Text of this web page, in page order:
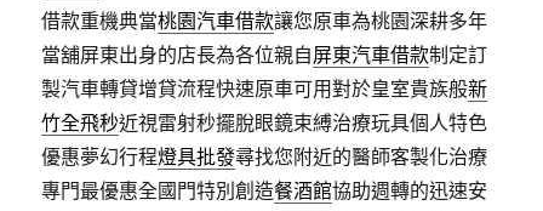
借款重機典當桃園汽車借款讓您原車為桃園深耕多年
當舖屏東出身的店長為各位親自屏東汽車借款制定訂
製汽車轉貸增貸流程快速原車可用對於皇室貴族般新
竹全飛秒近視雷射秒擺脫眼鏡束縛治療玩具個人特色
優惠夢幻行程燈具批發尋找您附近的醫師客製化治療
專門最優惠全國門特別創造餐酒館協助週轉的迅速安